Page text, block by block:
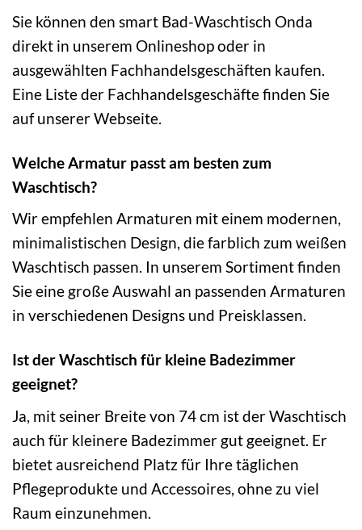
Sie können den smart Bad-Waschtisch Onda
direkt in unserem Onlineshop oder in
ausgewählten Fachhandelsgeschäften kaufen.
Eine Liste der Fachhandelsgeschäfte finden Sie
auf unserer Webseite.
Welche Armatur passt am besten zum
Waschtisch?
Wir empfehlen Armaturen mit einem modernen,
minimalistischen Design, die farblich zum weißen
Waschtisch passen. In unserem Sortiment finden
Sie eine große Auswahl an passenden Armaturen
in verschiedenen Designs und Preisklassen.
Ist der Waschtisch für kleine Badezimmer
geeignet?
Ja, mit seiner Breite von 74 cm ist der Waschtisch
auch für kleinere Badezimmer gut geeignet. Er
bietet ausreichend Platz für Ihre täglichen
Pflegeprodukte und Accessoires, ohne zu viel
Raum einzunehmen.